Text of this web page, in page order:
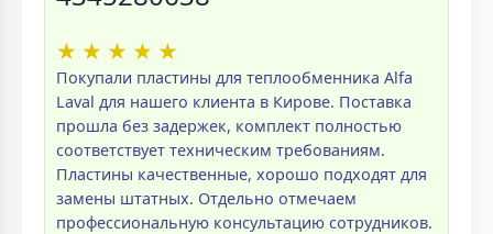
★ ★ ★ ★ ★
Покупали пластины для теплообменника Alfa
Laval для нашего клиента в Кирове. Поставка
прошла без задержек, комплект полностью
соответствует техническим требованиям.
Пластины качественные, хорошо подходят для
замены штатных. Отдельно отмечаем
профессиональную консультацию сотрудников.